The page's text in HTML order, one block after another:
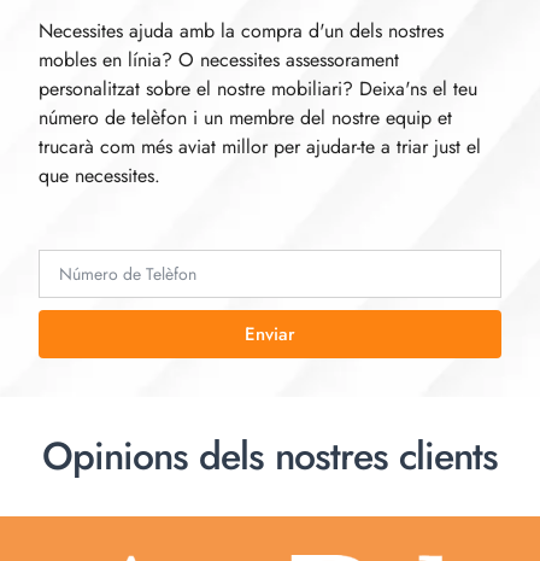
Necessites ajuda amb la compra d'un dels nostres
mobles en línia? O necessites assessorament
personalitzat sobre el nostre mobiliari? Deixa'ns el teu
número de telèfon i un membre del nostre equip et
trucarà com més aviat millor per ajudar-te a triar just el
que necessites.
Enviar
Opinions dels nostres clients